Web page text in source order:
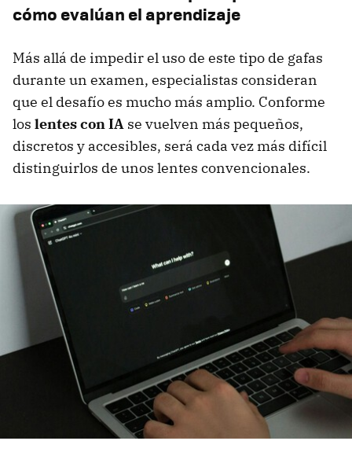
cómo evalúan el aprendizaje
Más allá de impedir el uso de este tipo de gafas
durante un examen, especialistas consideran
que el desafío es mucho más amplio. Conforme
los lentes con IA se vuelven más pequeños,
discretos y accesibles, será cada vez más difícil
distinguirlos de unos lentes convencionales.